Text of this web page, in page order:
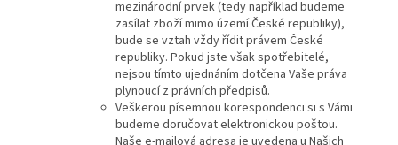
mezinárodní prvek (tedy například budeme
zasílat zboží mimo území České republiky),
bude se vztah vždy řídit právem České
republiky. Pokud jste však spotřebitelé,
nejsou tímto ujednáním dotčena Vaše práva
plynoucí z právních předpisů.
Veškerou písemnou korespondenci si s Vámi
budeme doručovat elektronickou poštou.